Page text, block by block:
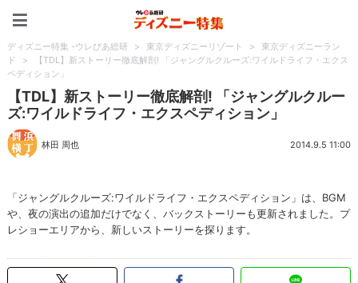
ディズニー特集 -ウレぴあ総研 > 東京ディズニーリゾート >
東京ディズニーラン
ド
>
【TDL】新ストーリー徹底解剖! 「ジャングルクルーズ:ワイルドライフ・エクス
ペディション」
【TDL】新ストーリー徹底解剖! 「ジャングルクルー
ズ:ワイルドライフ・エクスペディション」
林田 周也 2014.9.5 11:00
「ジャングルクルーズ:ワイルドライフ・エクスペディション」は、BGM
や、夜の演出の追加だけでなく、バックストーリーも更新されました。プ
レショーエリアから、新しいストーリーを探ります。